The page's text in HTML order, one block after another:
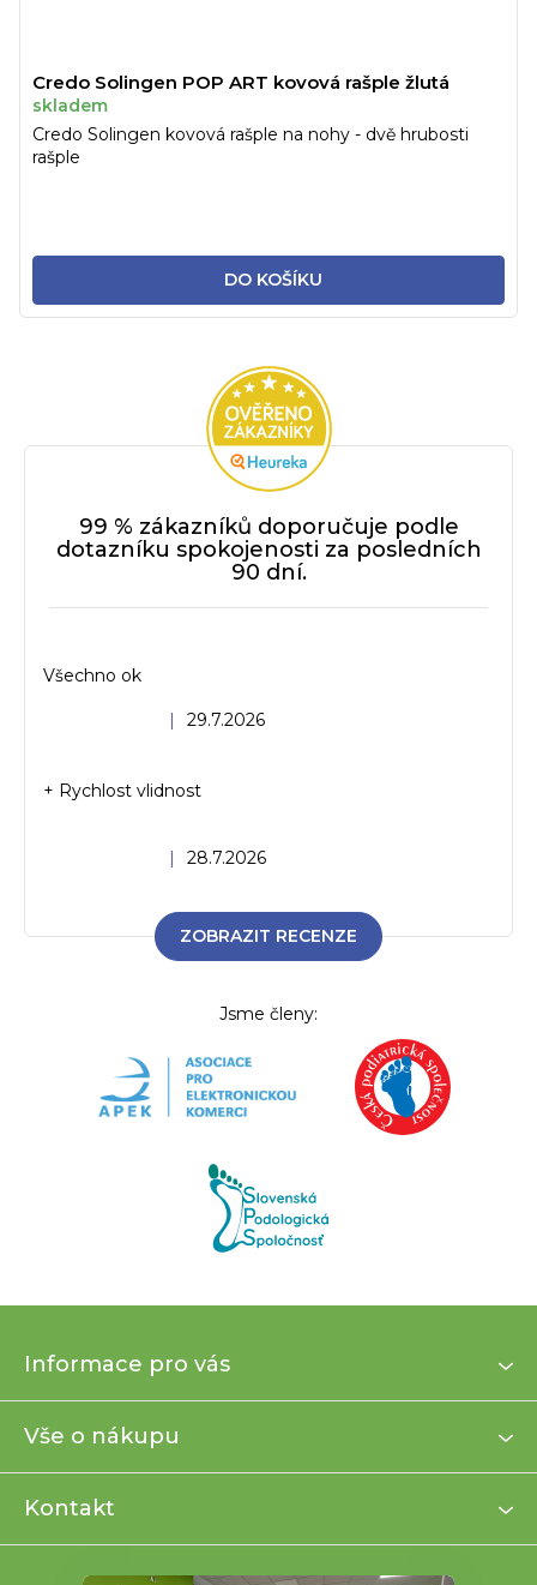
Credo Solingen POP ART kovová rašple žlutá
skladem
DO KOŠÍKU
Credo Solingen kovová rašple na nohy - dvě hrubosti
rašple
99 % zákazníků doporučuje podle
dotazníku spokojenosti za posledních
90 dní.
Hodnocení obchodu je 5 z 5 hvězdiček.
29.7.2026
Všechno ok
Hodnocení obchodu je 5 z 5 hvězdiček.
28.7.2026
+ Rychlost vlidnost
ZOBRAZIT RECENZE
Jsme členy:
p
t
Informace pro vás
Vše o nákupu
Kontakt